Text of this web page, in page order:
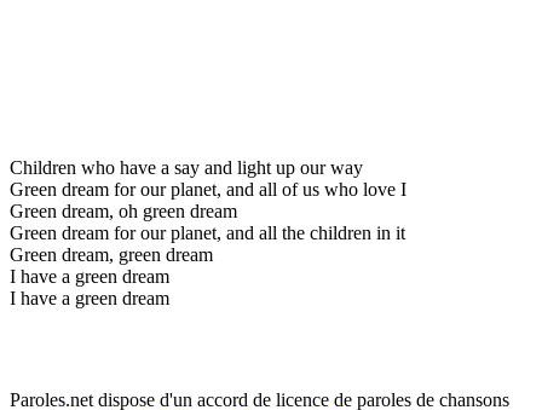
Children who have a say and light up our way
Green dream for our planet, and all of us who love I
Green dream, oh green dream
Green dream for our planet, and all the children in it
Green dream, green dream
I have a green dream
I have a green dream
Paroles.net dispose d'un accord de licence de paroles de chansons